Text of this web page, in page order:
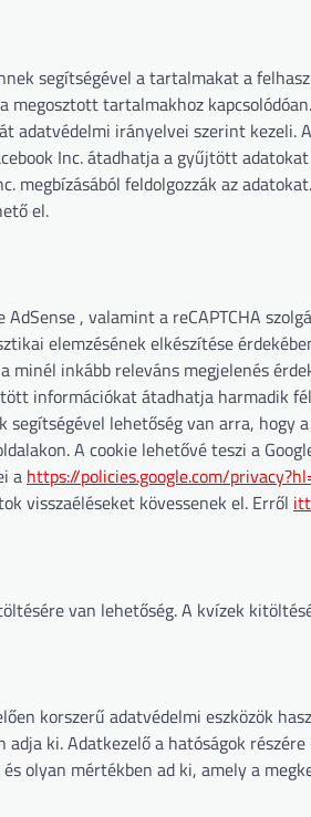
segítségével a tartalmakat a
tartalmakhoz
adatvédelmi irányelvei szerint kezeli.
Inc. átadhatja a gyűjtött
megbízásából feldolgozzák az
el.
AdSense , valamint a reCAPTCHA
elemzésének elkészítése
inkább releváns megjelenés
információkat átadhatja harmadik
segítségével lehetőség van arra, hogy
A cookie lehetővé teszi a
a https://policies.google.com/
visszaéléseket kövessenek el. Erről itt
van lehetőség. A kvízek
korszerű adatvédelmi eszközök
ki. Adatkezelő a hatóságok
olyan mértékben ad ki, amely a